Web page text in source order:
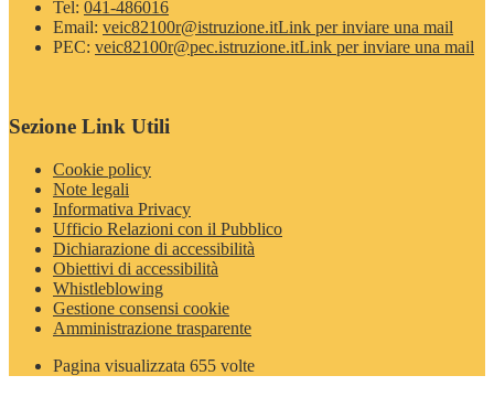
Tel: 041-486016
Email: veic82100r@istruzione.itLink per inviare una mail
PEC: veic82100r@pec.istruzione.itLink per inviare una mail
Sezione Link Utili
Cookie policy
Note legali
Informativa Privacy
Ufficio Relazioni con il Pubblico
Dichiarazione di accessibilità
Obiettivi di accessibilità
Whistleblowing
Gestione consensi cookie
Amministrazione trasparente
Pagina visualizzata 655 volte